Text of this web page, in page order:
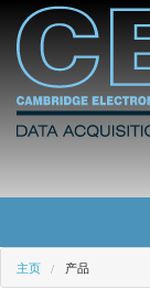
主页
主页 产品